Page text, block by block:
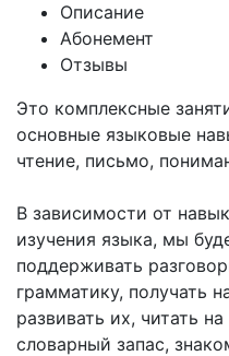
Описание
Абонемент
Отзывы
Это комплексные
основные языковые
чтение, письмо,
В зависимости от
изучения языка, мы
поддерживать
грамматику, получать
развивать их, читать
словарный запас,